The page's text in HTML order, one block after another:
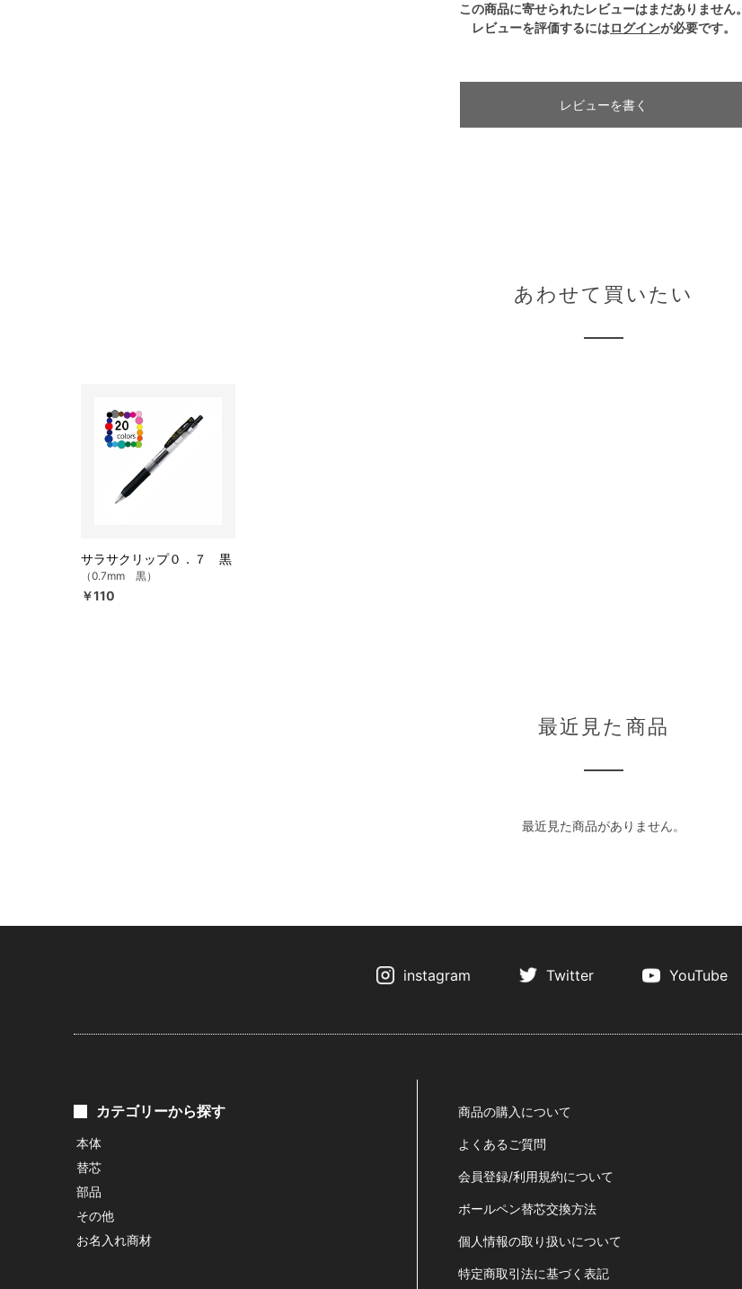
この商品に寄せられたレビューはまだありません。
レビューを評価するにはログインが必要です。
レビューを書く
あわせて買いたい
サラサクリップ０．７ 黒
（0.7mm 黒）
￥110
最近見た商品
最近見た商品がありません。
instagram Twitter YouTube
カテゴリーから探す
本体
替芯
部品
その他
お名入れ商材
商品の購入について
よくあるご質問
会員登録/利用規約について
ボールペン替芯交換方法
個人情報の取り扱いについて
特定商取引法に基づく表記